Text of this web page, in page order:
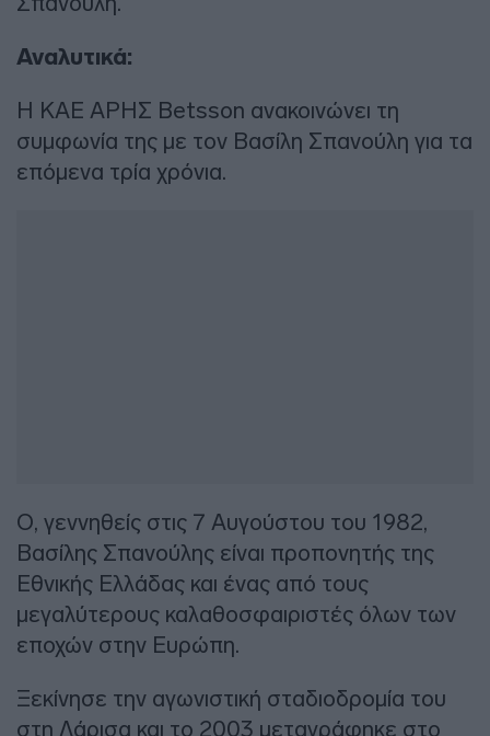
Αναλυτικά:
Η ΚΑΕ ΑΡΗΣ Betsson ανακοινώνει τη
συμφωνία της με τον Βασίλη Σπανούλη για τα
επόμενα τρία χρόνια.
Ο, γεννηθείς στις 7 Αυγούστου του 1982,
Βασίλης Σπανούλης είναι προπονητής της
Εθνικής Ελλάδας και ένας από τους
μεγαλύτερους καλαθοσφαιριστές όλων των
εποχών στην Ευρώπη.
Ξεκίνησε την αγωνιστική σταδιοδρομία του
στη Λάρισα και το 2003 μεταγράφηκε στο